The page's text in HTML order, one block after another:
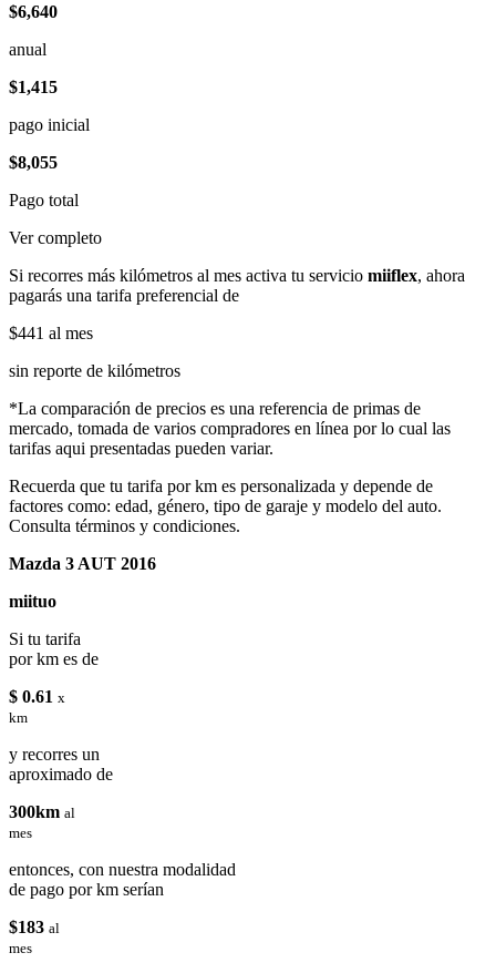
$6,640
anual
$1,415
pago inicial
$8,055
Pago total
Ver completo
Si recorres más kilómetros al mes activa tu servicio miiflex, ahora
pagarás una tarifa preferencial de
$441 al mes
sin reporte de kilómetros
*La comparación de precios es una referencia de primas de
mercado, tomada de varios compradores en línea por lo cual las
tarifas aqui presentadas pueden variar.
Recuerda que tu tarifa por km es personalizada y depende de
factores como: edad, género, tipo de garaje y modelo del auto.
Consulta términos y condiciones.
Mazda 3 AUT 2016
miituo
Si tu tarifa
por km es de
$ 0.61 x
km
y recorres un
aproximado de
300km al
mes
entonces, con nuestra modalidad
de pago por km serían
$183 al
mes